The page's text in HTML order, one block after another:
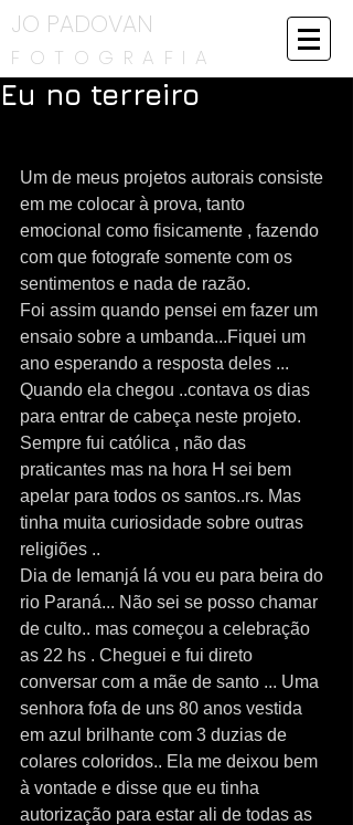
JO PADOVAN
FOTOGRAFIA
Eu no terreiro
Um de meus projetos autorais consiste
em me colocar à prova, tanto
emocional como fisicamente , fazendo
com que fotografe somente com os
sentimentos e nada de razão.
Foi assim quando pensei em fazer um
ensaio sobre a umbanda...Fiquei um
ano esperando a resposta deles ...
Quando ela chegou ..contava os dias
para entrar de cabeça neste projeto.
Sempre fui católica , não das
praticantes mas na hora H sei bem
apelar para todos os santos..rs. Mas
tinha muita curiosidade sobre outras
religiões ..
Dia de Iemanjá lá vou eu para beira do
rio Paraná... Não sei se posso chamar
de culto.. mas começou a celebração
as 22 hs . Cheguei e fui direto
conversar com a mãe de santo ... Uma
senhora fofa de uns 80 anos vestida
em azul brilhante com 3 duzias de
colares coloridos.. Ela me deixou bem
à vontade e disse que eu tinha
autorização para estar ali de todas as